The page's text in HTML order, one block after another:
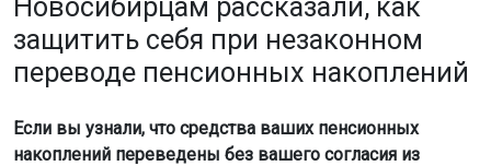
Новосибирцам рассказали, как
защитить себя при незаконном
переводе пенсионных накоплений
Если вы узнали, что средства ваших пенсионных
накоплений переведены без вашего согласия из